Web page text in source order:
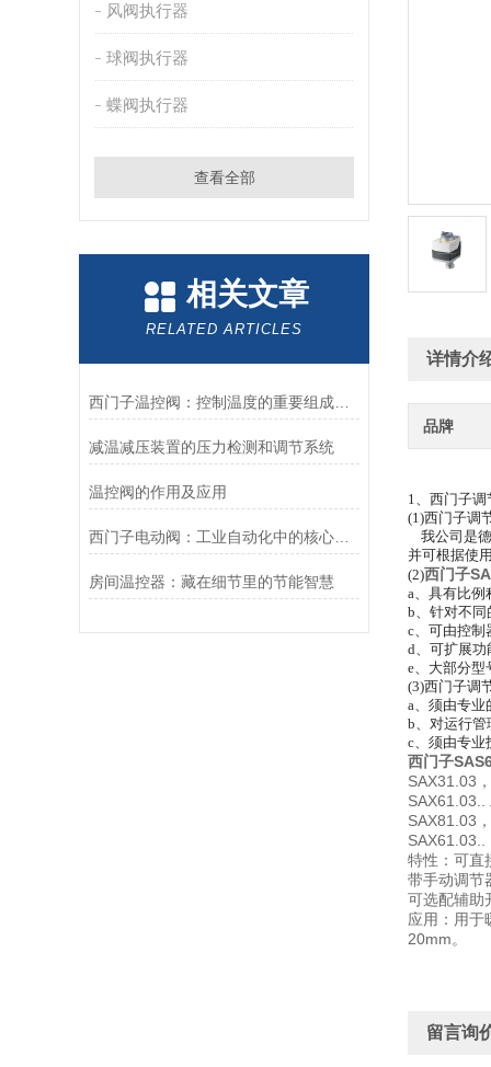
详情介
品牌
1、西门子调
(1)西门子调
我公司是德
并可根据使
(2)西门子
a、具有比例
b、针对不同
c、可由控制
d、可扩展功
e、大部分型
(3)西门子调
a、须由专业
b、对运行管
c、须由专业
西门子
SAX31.03
SAX61.03..
SAX81.03
SAX61.03..
特性：可直
带手动调节
可选配辅助
应用：用于
20mm。
留言询
风阀执行器
球阀执行器
蝶阀执行器
查看全部
相关文章
RELATED ARTICLES
西门子温控阀：控制温度的重要组成部分
减温减压装置的压力检测和调节系统
温控阀的作用及应用
西门子电动阀：工业自动化中的核心控制设备
房间温控器：藏在细节里的节能智慧